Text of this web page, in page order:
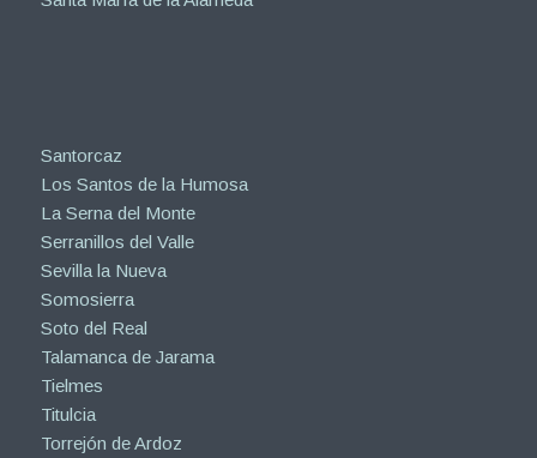
Santorcaz
Los Santos de la Humosa
La Serna del Monte
Serranillos del Valle
Sevilla la Nueva
Somosierra
Soto del Real
Talamanca de Jarama
Tielmes
Titulcia
Torrejón de Ardoz